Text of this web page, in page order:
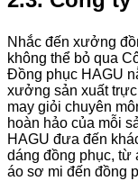
Nhắc đến xưởng
không thể bỏ qua
Đồng phục HAGU
xưởng sản xuất
may giỏi chuyên
hoàn hảo của mỗi
HAGU đưa đến
dáng đồng phục, từ
áo sơ mi đến đồng